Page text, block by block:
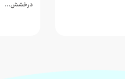
درخشش…